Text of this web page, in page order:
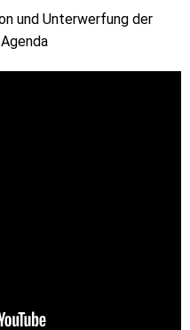
und Unterwerfung der